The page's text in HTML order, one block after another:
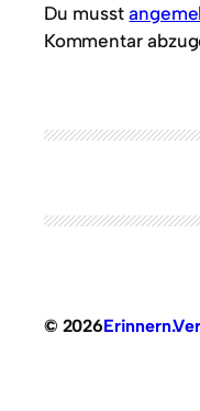
Du musst
Kommentar
© 2026